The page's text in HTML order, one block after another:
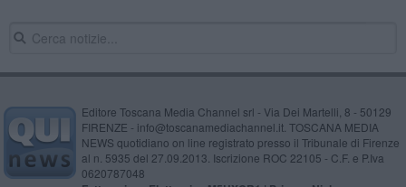
Editore Toscana Media Channel srl - Via Dei Martelli, 8 - 50129
FIRENZE - info@toscanamediachannel.it. TOSCANA MEDIA
NEWS quotidiano on line registrato presso il Tribunale di Firenze
al n. 5935 del 27.09.2013. Iscrizione ROC 22105 - C.F. e P.Iva
0620787048